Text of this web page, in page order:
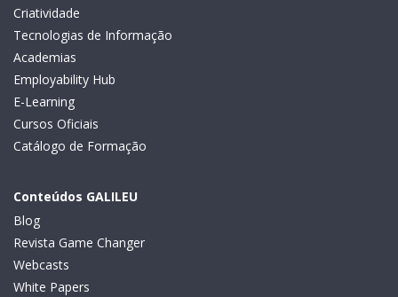
Criatividade
Tecnologias de Informação
Academias
Employability Hub
E-Learning
Cursos Oficiais
Catálogo de Formação
Conteúdos GALILEU
Blog
Revista Game Changer
Webcasts
White Papers